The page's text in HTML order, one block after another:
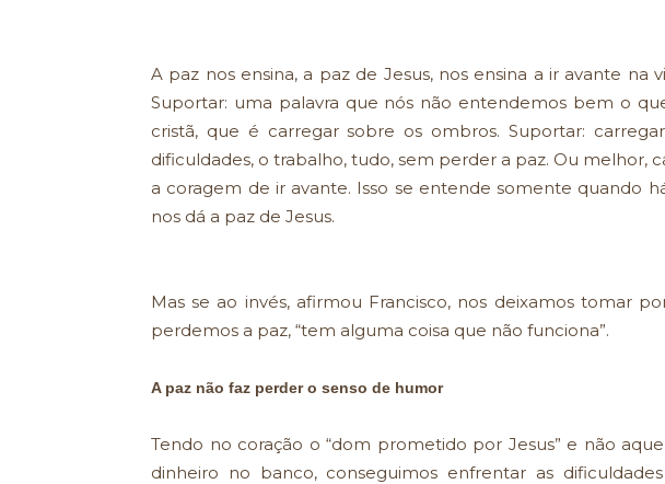
A paz nos ensina, a paz de Jesus, nos ensina a ir avante na
Suportar: uma palavra que nós não entendemos bem o
cristã, que é carregar sobre os ombros. Suportar:
dificuldades, o trabalho, tudo, sem perder a paz. Ou melhor,
a coragem de ir avante. Isso se entende somente quando
nos dá a paz de Jesus.
Mas se ao invés, afirmou Francisco, nos deixamos tomar
perdemos a paz, “tem alguma coisa que não funciona”.
A paz não faz perder o senso de humor
Tendo no coração o “dom prometido por Jesus” e não
dinheiro no banco, conseguimos enfrentar as